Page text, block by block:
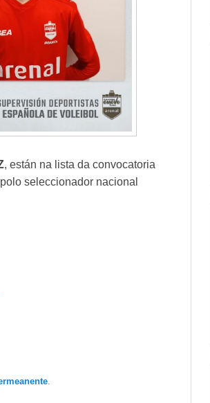
, están na lista da convocatoria
seleccionador nacional
.